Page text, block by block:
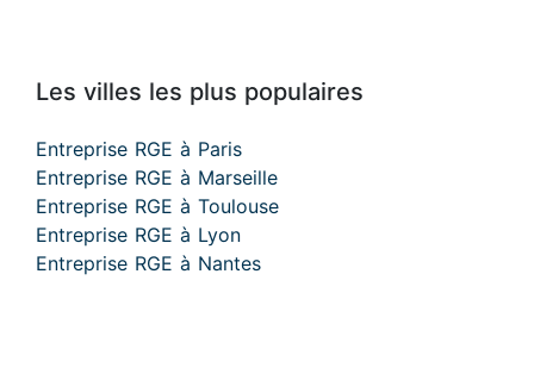
Les villes les plus populaires
Entreprise RGE à Paris
Entreprise RGE à Marseille
Entreprise RGE à Toulouse
Entreprise RGE à Lyon
Entreprise RGE à Nantes